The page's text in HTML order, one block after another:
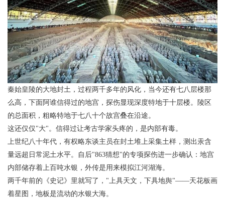
秦始皇陵的大地封土，过程两千多年的风化，当今还有七八层楼那
么高，下面阿谁信得过的地宫，探伤显现深度特地于十层楼。陵区
的总面积，粗略特地于七八十个故宫叠在沿途。
这还仅仅"大"。信得过让考古学家头疼的，是内部有毒。
上世纪八十年代，有权略东谈主员在封土堆上采集土样，测出汞含
量远超日常泥土水平。自后"863猜想"的专项探伤进一步确认：地宫
内部储存着上百吨水银，外传是用来模拟江河湖海。
两千年前的《史记》里就写了，"上具天文，下具地舆"——天花板画
着星图，地板是流动的水银大海。